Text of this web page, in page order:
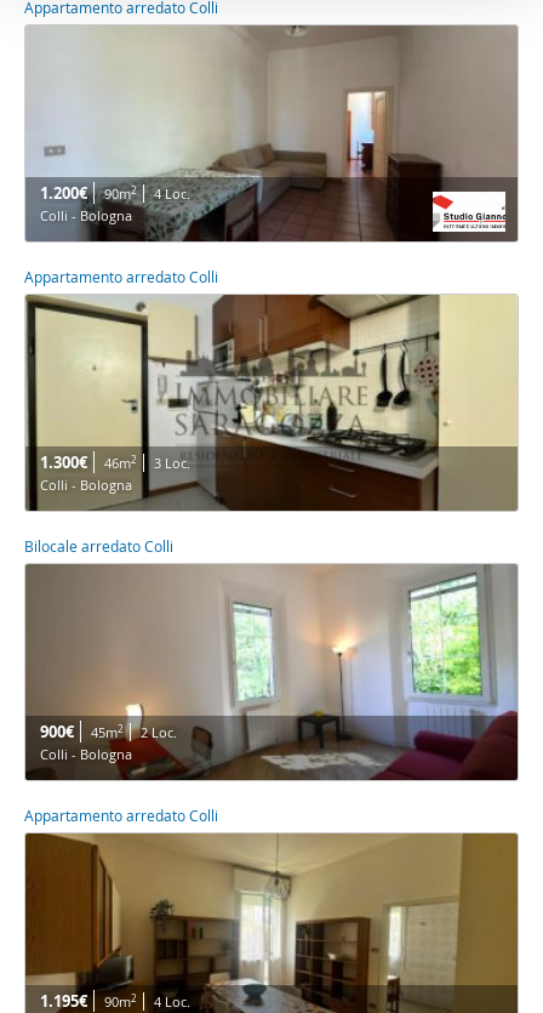
Appartamento arredato Colli
1.200€ 90m2
4 Loc.
Colli - Bologna
Appartamento arredato Colli
1.300€ 46m2
3 Loc.
Colli - Bologna
Bilocale arredato Colli
900€ 45m2
2 Loc.
Colli - Bologna
Appartamento arredato Colli
1.195€ 90m2
4 Loc.